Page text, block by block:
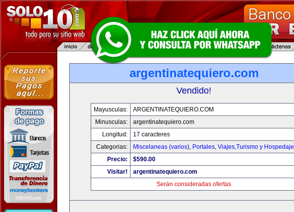
argentinatequiero.com
Vendido!
Mayusculas:
ARGENTINATEQUIERO.COM
Minusculas:
argentinatequiero.com
Longitud:
17 caracteres
Categorias:
Miscelaneas (varios), Portales, Viajes,Turismo y Hospedaje
Precio:
$590.00
Visitar!
argentinatequiero.com
Serán consideradas ofertas